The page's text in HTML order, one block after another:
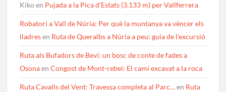
Kikoen Pujada a la Pica d’Estats (3.133 m) per Vallferrera
Robatori a Vall de Núria: Per què la muntanya va vèncer els
lladresen Ruta de Queralbs a Núria a peu: guia de l’excursió
Ruta als Bufadors de Beví: un bosc de conte de fades a
OsonaenCongost de Mont-rebei: El camí excavat a la roca
Ruta Cavalls del Vent: Travessa completa al Parc…en Ruta